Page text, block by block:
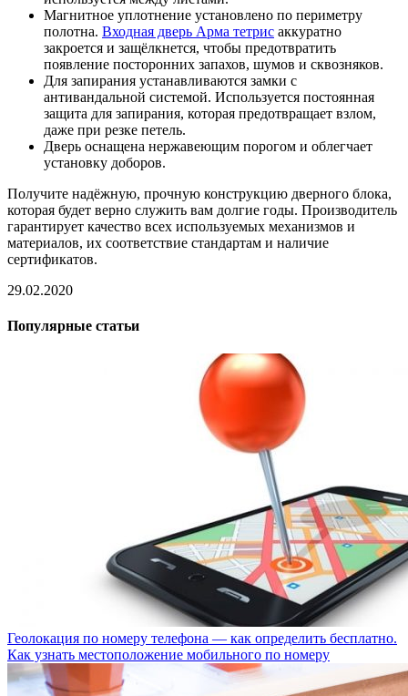
Магнитное уплотнение установлено по периметру
полотна. Входная дверь Арма тетрис аккуратно
закроется и защёлкнется, чтобы предотвратить
появление посторонних запахов, шумов и сквозняков.
Для запирания устанавливаются замки с
антивандальной системой. Используется постоянная
защита для запирания, которая предотвращает взлом,
даже при резке петель.
Дверь оснащена нержавеющим порогом и облегчает
установку доборов.
Получите надёжную, прочную конструкцию дверного блока,
которая будет верно служить вам долгие годы. Производитель
гарантирует качество всех используемых механизмов и
материалов, их соответствие стандартам и наличие
сертификатов.
29.02.2020
Популярные статьи
Геолокация по номеру телефона — как определить бесплатно.
Как узнать местоположение мобильного по номеру